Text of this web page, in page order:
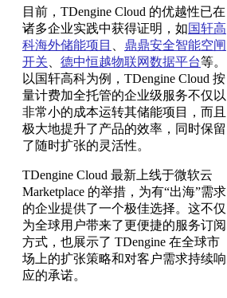
目前，TDengine Cloud 的优越性已在
诸多企业实践中获得证明，如国轩高
科海外储能项目
鼎鼎安全智能空闸
开关
德中恒越物联网数据平台等。
以国轩高科为例，TDengine Cloud 按
量计费加全托管的企业级服务不仅以
非常小的成本运转其储能项目，而且
极大地提升了产品的效率，同时保留
了随时扩张的灵活性。
TDengine Cloud 最新上线于微软云
Marketplace 的举措，为有“出海”需求
的企业提供了一个极佳选择。这不仅
为全球用户带来了更便捷的服务订阅
方式，也展示了 TDengine 在全球市
场上的扩张策略和对客户需求持续响
应的承诺。